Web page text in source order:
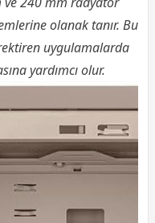
olanak tanır. Bu
uygulamalarda
yardımcı olur.